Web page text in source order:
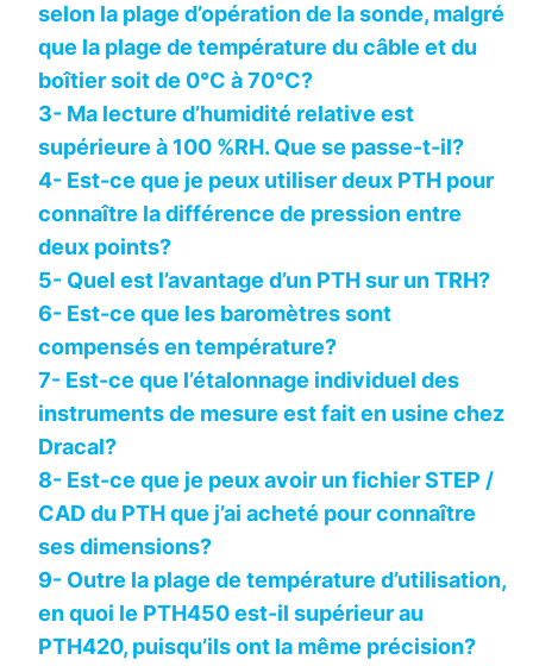
selon la plage d’opération de la sonde, malgré
que la plage de température du câble et du
boîtier soit de 0°C à 70°C?
3- Ma lecture d’humidité relative est
supérieure à 100 %RH. Que se passe-t-il?
4- Est-ce que je peux utiliser deux PTH pour
connaître la différence de pression entre
deux points?
5- Quel est l’avantage d’un PTH sur un TRH?
6- Est-ce que les baromètres sont
compensés en température?
7- Est-ce que l’étalonnage individuel des
instruments de mesure est fait en usine chez
Dracal?
8- Est-ce que je peux avoir un fichier STEP /
CAD du PTH que j’ai acheté pour connaître
ses dimensions?
9- Outre la plage de température d’utilisation,
en quoi le PTH450 est-il supérieur au
PTH420, puisqu’ils ont la même précision?